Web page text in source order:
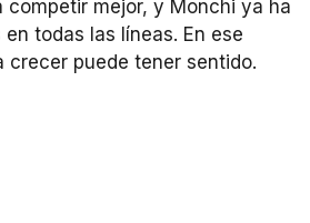
mejor, y Monchi ya ha
todas las líneas. En ese
puede tener sentido.